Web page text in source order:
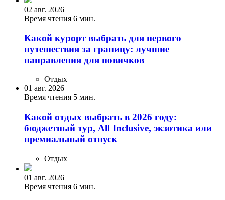
02 авг. 2026
Время чтения 6 мин.
Какой курорт выбрать для первого
путешествия за границу: лучшие
направления для новичков
Отдых
01 авг. 2026
Время чтения 5 мин.
Какой отдых выбрать в 2026 году:
бюджетный тур, All Inclusive, экзотика или
премиальный отпуск
Отдых
01 авг. 2026
Время чтения 6 мин.